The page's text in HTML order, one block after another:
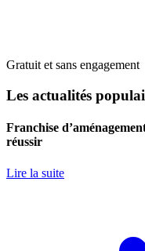
Gratuit et sans engagement
Les actualités
Franchise
réussir
Lire la suite